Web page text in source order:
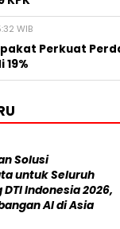
WIB
Perkuat
Solusi
untuk Seluruh
Indonesia 2026,
AI di Asia